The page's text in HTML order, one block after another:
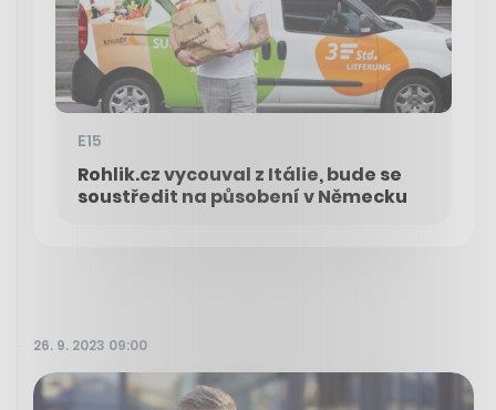
E15
Rohlik.cz vycouval z Itálie, bude se
soustředit na působení v Německu
26. 9. 2023 09:00